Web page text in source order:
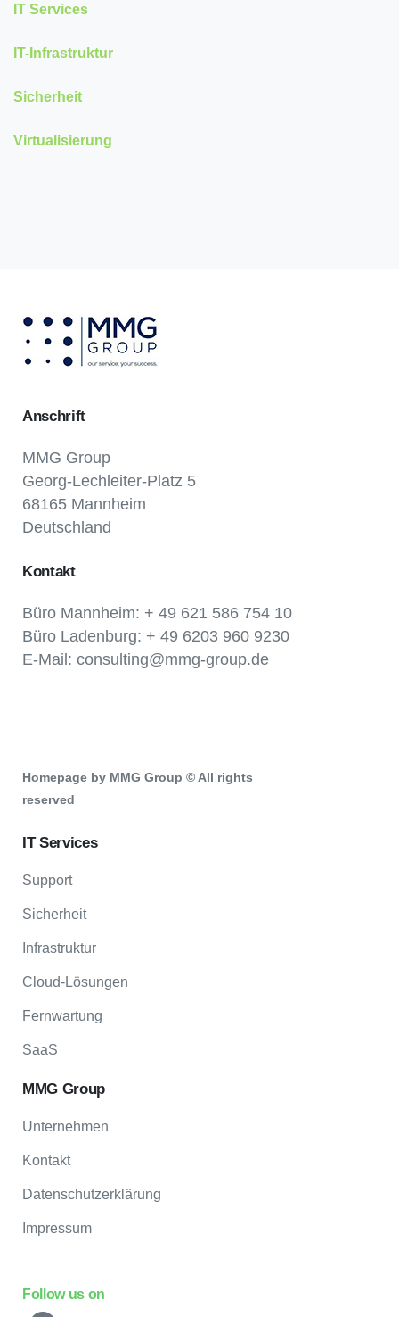
IT Services
IT-Infrastruktur
Sicherheit
Virtualisierung
Anschrift
MMG Group
Georg-Lechleiter-Platz 5
68165 Mannheim
Deutschland
Kontakt
Büro Mannheim: + 49 621 586 754 10
Büro Ladenburg: + 49 6203 960 9230
E-Mail: consulting@mmg-group.de
Homepage by MMG Group © All rights
reserved
IT Services
Support
Sicherheit
Infrastruktur
Cloud-Lösungen
Fernwartung
SaaS
MMG Group
Unternehmen
Kontakt
Datenschutzerklärung
Impressum
Follow us on